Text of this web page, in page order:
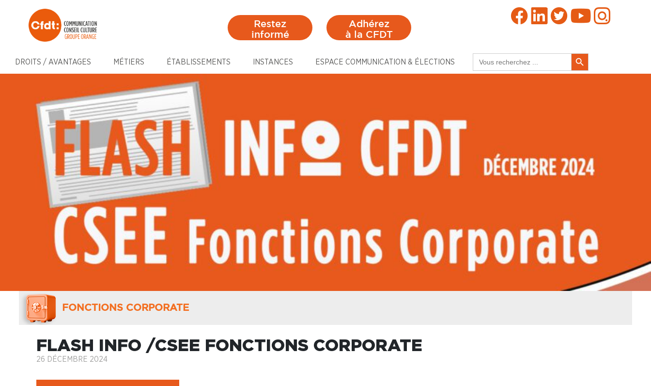
Restez
informé
Adhérez
à la CFDT
DROITS / AVANTAGES MÉTIERS ÉTABLISSEMENTS INSTANCES ESPACE COMMUNICATION & ÉLECTIONS
for:
Search Button
FONCTIONS CORPORATE
FLASH INFO /CSEE FONCTIONS CORPORATE
26 DÉCEMBRE 2024